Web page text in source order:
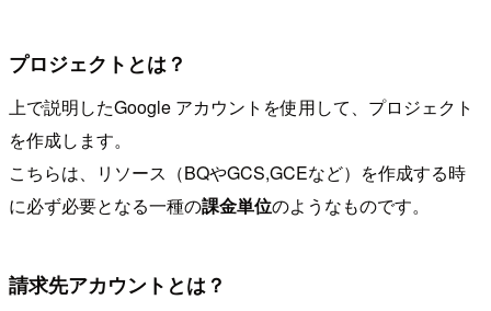
プロジェクトとは？
上で説明したGoogle アカウントを使用して、プロジェクト
を作成します。
こちらは、リソース（BQやGCS,GCEなど）を作成する時
に必ず必要となる一種の課金単位のようなものです。
請求先アカウントとは？